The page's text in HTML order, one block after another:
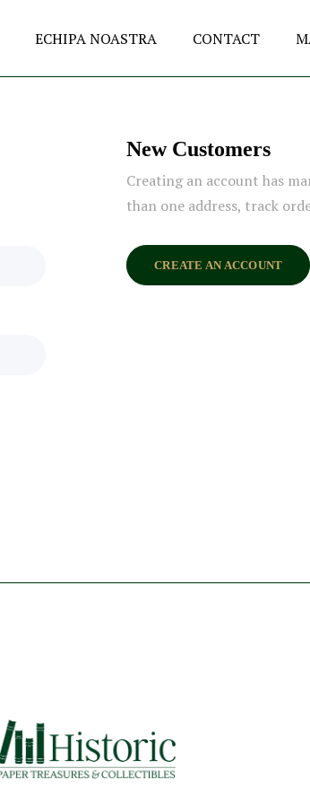
ECHIPA NOASTRA CONTACT
New Customers
Creating an account has
than one address, track
CREATE AN ACCOUNT